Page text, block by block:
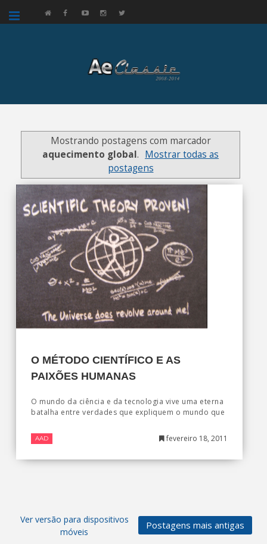
Mostrando postagens com marcador
aquecimento global. Mostrar todas as
postagens
O MÉTODO CIENTÍFICO E AS
PAIXÕES HUMANAS
O mundo da ciência e da tecnologia vive uma eterna
batalha entre verdades que expliquem o mundo que
AAD fevereiro 18, 2011
Postagens mais antigas
Ver versão para dispositivos
móveis